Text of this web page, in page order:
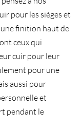
pour les sièges et
finition haut de
ceux qui
cuir pour leur
pour une
aussi pour
et
pendant le